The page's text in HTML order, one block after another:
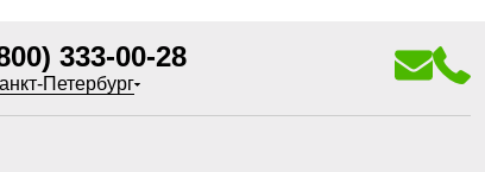
333-00-28
Петербург